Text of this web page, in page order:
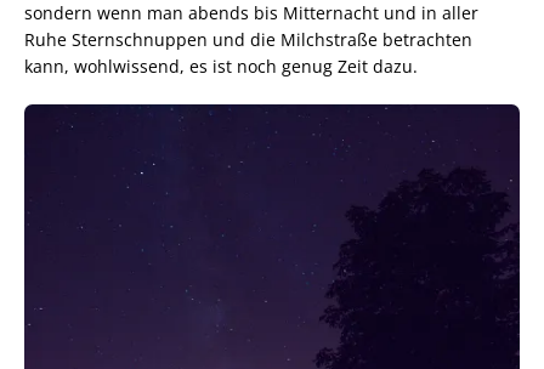
sondern wenn man abends bis Mitternacht und in aller
Ruhe Sternschnuppen und die Milchstraße betrachten
kann, wohlwissend, es ist noch genug Zeit dazu.